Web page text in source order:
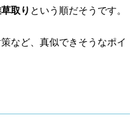
取り という順だそうです。
など、真似できそうなポイ